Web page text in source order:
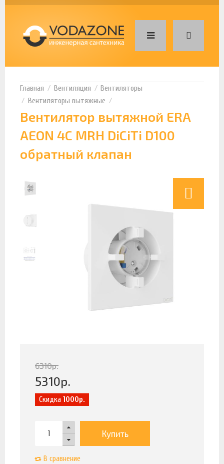
Вентиляция
Вентиляторы
Вентиляторы вытяжные
Вентилятор вытяжной ERA
AEON 4C MRH DiCiTi D100
обратный клапан
6310р.
5310р.
Скидка 1000р.
Купить
В сравнение